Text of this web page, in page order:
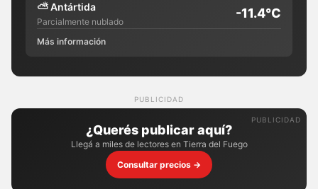
⛅Antártida
Parcialmente nublado
-11.4°C
Más información
PUBLICIDAD
¿Querés publicar aquí?
Llegá a miles de lectores en Tierra del Fuego
Consultar precios →